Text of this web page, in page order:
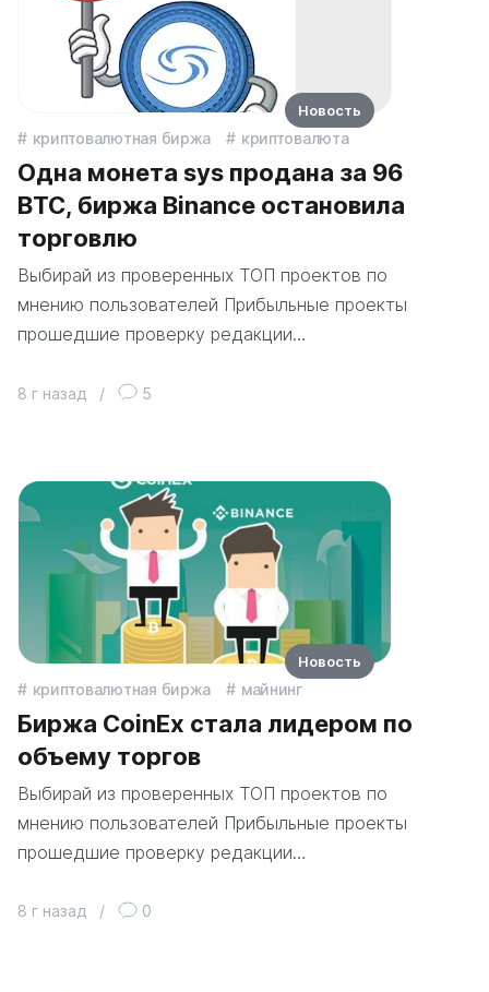
криптовалютная биржа криптовалюта
Одна монета sys продана за 96
ВТС, биржа Binance остановила
торговлю
Выбирай из проверенных ТОП проектов по
мнению пользователей Прибыльные проекты
прошедшие проверку редакции…
8 г назад / 5
Новость
криптовалютная биржа майнинг
Биржа CoinEx стала лидером по
объему торгов
Выбирай из проверенных ТОП проектов по
мнению пользователей Прибыльные проекты
прошедшие проверку редакции…
8 г назад / 0
Новость